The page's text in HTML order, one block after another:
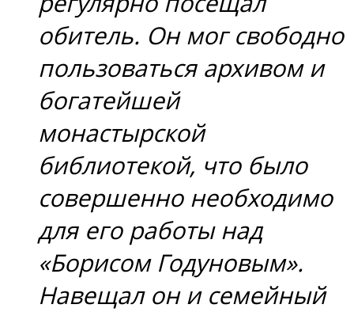
обитель. Он мог свободно
пользоваться архивом и
богатейшей
монастырской
библиотекой, что было
совершенно необходимо
для его работы над
«Борисом Годуновым».
Навещал он и семейный